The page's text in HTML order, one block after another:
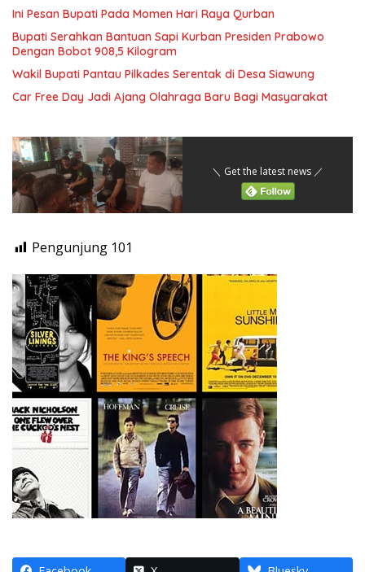
Ini Pesan Bupati Pada Momen Hari Raya Qurban
Bupati Serahkan Bantuan Sapi Kurban Presiden Prabowo
Dengan Bobot 908,5 Kilogram
Wakil Bupati Pantau Pilkades Serentak di Desa Siawung
Car Free Day Jadi Ajang Olahraga Baru Bagi Masyarakat
＼ Get the latest news ／
Pengunjung 101